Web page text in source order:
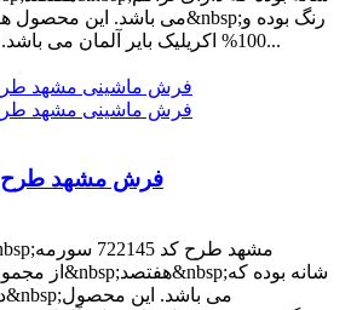
100% اکریلیک بایر آلمان می باشد. برای آگاهی از موجودی...
فرش مشهد طرح 722145 سورمه ای